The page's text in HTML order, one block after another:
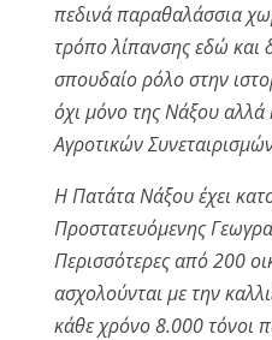
πεδινά παραθαλάσσια
τρόπο λίπανσης εδώ και
σπουδαίο ρόλο στην
όχι μόνο της Νάξου αλλά
Αγροτικών
Η Πατάτα Νάξου έχει
Προστατευόμενης
Περισσότερες από 200
ασχολούνται με την
κάθε χρόνο 8.000 τόνοι